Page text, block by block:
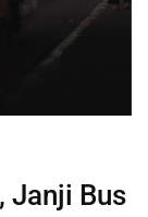
Janji Bus